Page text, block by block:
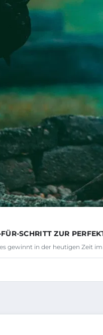
SCHRITT ZUR
gewinnt in der heutigen Zeit